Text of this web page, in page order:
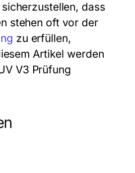
dass
stehen oft vor der
zu erfüllen,
Artikel werden
V3 Prüfung